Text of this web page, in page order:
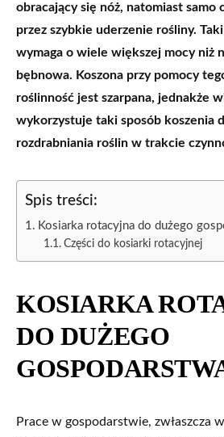
obracający się nóż, natomiast samo
przez szybkie uderzenie rośliny.
wymaga o wiele większej mocy niż
bębnowa. Koszona przy pomocy
roślinność jest szarpana, jednakże
wykorzystuje taki sposób koszenia
rozdrabniania roślin w trakcie
Spis treści:
Kosiarka rotacyjna do dużego
Części do kosiarki rotacyjnej
KOSIARKA
DO DUŻEGO
Prace w gospodarstwie, zwłaszcza